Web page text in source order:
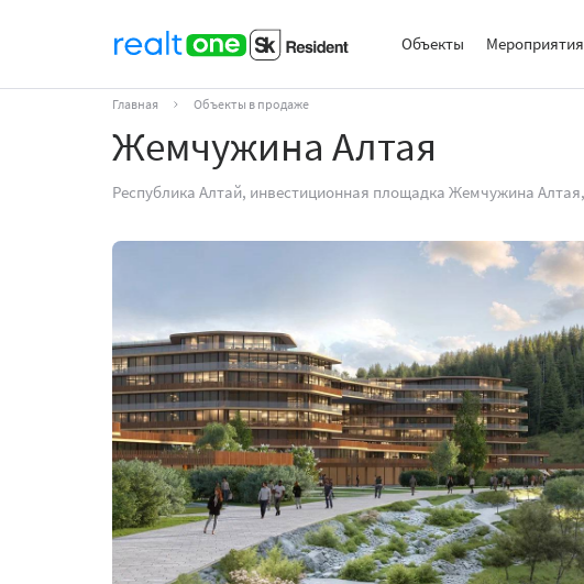
Объекты Мероприятия
Главная Объекты в продаже
Жемчужина Алтая
Республика Алтай, инвестиционная площадка Жемчужина